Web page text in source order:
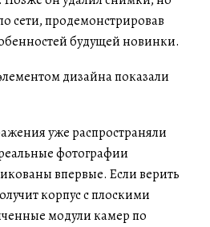
сети, продемонстрировав
будущей новинки.
уже распространяли
фотографии
впервые. Если верить
корпус с плоскими
модули камер по